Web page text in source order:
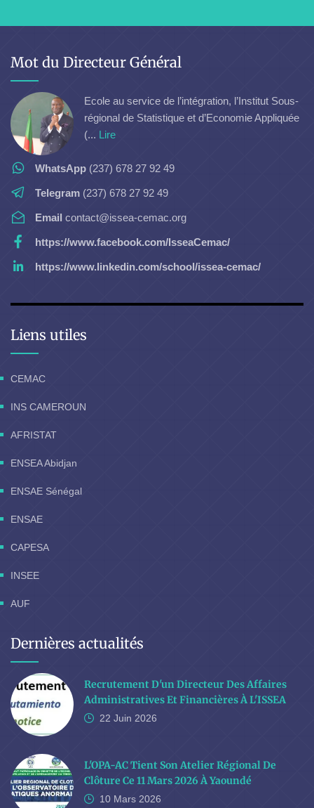
Mot du Directeur Général
Ecole au service de l’intégration, l’Institut Sous-
régional de Statistique et d’Economie Appliquée
(... Lire
WhatsApp (237) 678 27 92 49
Telegram (237) 678 27 92 49
Email contact@issea-cemac.org
https://www.facebook.com/IsseaCemac/
https://www.linkedin.com/school/issea-cemac/
Liens utiles
CEMAC
INS CAMEROUN
AFRISTAT
ENSEA Abidjan
ENSAE Sénégal
ENSAE
CAPESA
INSEE
AUF
Dernières actualités
Recrutement D'un Directeur Des Affaires
Administratives Et Financières À L'ISSEA
22 Juin 2026
L'OPA-AC Tient Son Atelier Régional De
Clôture Ce 11 Mars 2026 À Yaoundé
10 Mars 2026